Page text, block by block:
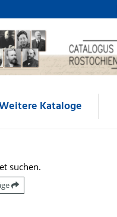
Kataloge
suchen.